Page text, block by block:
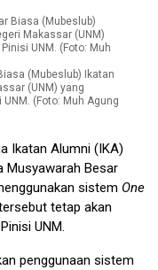
(Mubeslub) Ikatan
(UNM) yang
(Foto: Muh Agung
Ikatan Alumni (IKA)
Musyawarah Besar
sistem One
tetap akan
UNM.
penggunaan sistem